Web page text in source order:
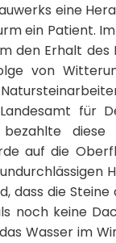
eine
ein Patient.
Erhalt des
von
für
diese
auf die
dass die
noch keine
Wasser im